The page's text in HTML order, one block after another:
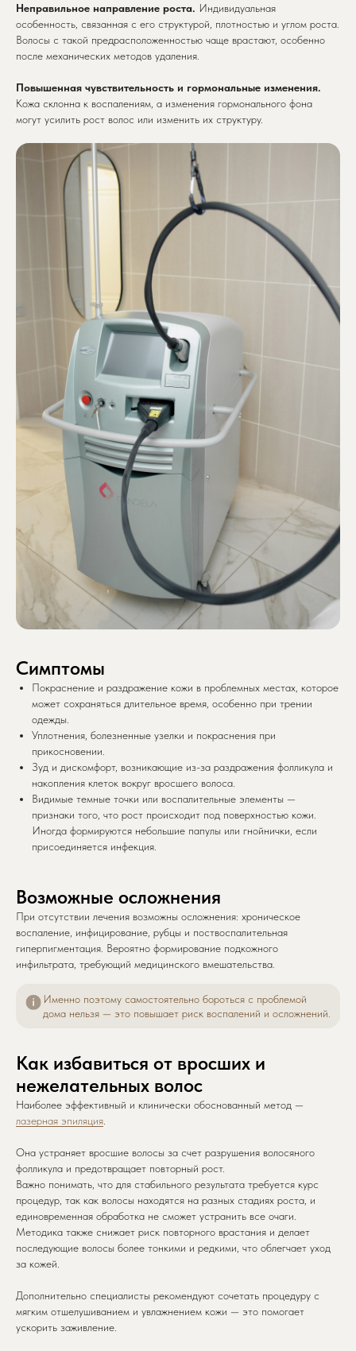
Неправильное направление роста. Индивидуальная
особенность, связанная с его структурой, плотностью и углом роста.
Волосы с такой предрасположенностью чаще врастают, особенно
после механических методов удаления.
Повышенная чувствительность и гормональные изменения.
Кожа склонна к воспалениям, а изменения гормонального фона
могут усилить рост волос или изменить их структуру.
Симптомы
Покраснение и раздражение кожи в проблемных местах, которое
может сохраняться длительное время, особенно при трении
одежды.
Уплотнения, болезненные узелки и покраснения при
прикосновении.
Зуд и дискомфорт, возникающие из-за раздражения фолликула и
накопления клеток вокруг вросшего волоса.
Видимые темные точки или воспалительные элементы —
признаки того, что рост происходит под поверхностью кожи.
Иногда формируются небольшие папулы или гнойнички, если
присоединяется инфекция.
Возможные осложнения
При отсутствии лечения возможны осложнения: хроническое
воспаление, инфицирование, рубцы и поствоспалительная
гиперпигментация. Вероятно формирование подкожного
инфильтрата, требующий медицинского вмешательства.
Именно поэтому самостоятельно бороться с проблемой
дома нельзя — это повышает риск воспалений и осложнений.
Как избавиться от вросших и
нежелательных волос
Наиболее эффективный и клинически обоснованный метод —
лазерная эпиляция
Она устраняет вросшие волосы за счет разрушения волосяного
фолликула и предотвращает повторный рост.
Важно понимать, что для стабильного результата требуется курс
процедур, так как волосы находятся на разных стадиях роста, и
единовременная обработка не сможет устранить все очаги.
Методика также снижает риск повторного врастания и делает
последующие волосы более тонкими и редкими, что облегчает уход
за кожей.
Дополнительно специалисты рекомендуют сочетать процедуру с
мягким отшелушиванием и увлажнением кожи — это помогает
ускорить заживление.